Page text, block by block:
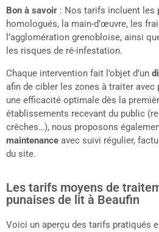
Bon à savoir : Nos tarifs incluent les
homologués, la main-d’œuvre, les
l’agglomération grenobloise, ainsi
les risques de ré-infestation.
Chaque intervention fait l’objet d’un
afin de cibler les zones à traiter
une efficacité optimale dès la
établissements recevant du public
crèches…), nous proposons
maintenance avec suivi régulier,
du site.
Les tarifs moyens de
punaises de lit à Beaufin
Voici un aperçu des tarifs pratiqués